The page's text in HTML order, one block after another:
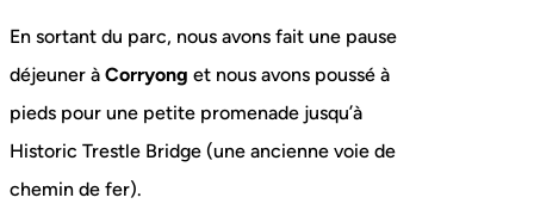
En sortant du parc, nous avons fait une pause
déjeuner à Corryong et nous avons poussé à
pieds pour une petite promenade jusqu’à
Historic Trestle Bridge (une ancienne voie de
chemin de fer).